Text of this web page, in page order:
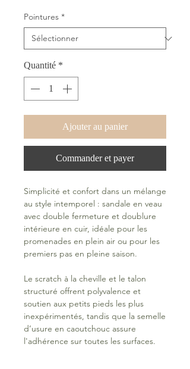
Pointures *
Quantité *
Ajouter au panier
Commander et payer
Simplicité et confort dans un mélange
au style intemporel : sandale en veau
avec double fermeture et doublure
intérieure en cuir, idéale pour les
promenades en plein air ou pour les
premiers pas en pleine saison.
Le scratch à la cheville et le talon
structuré offrent polyvalence et
soutien aux petits pieds les plus
inexpérimentés, tandis que la semelle
d’usure en caoutchouc assure
l'adhérence sur toutes les surfaces.